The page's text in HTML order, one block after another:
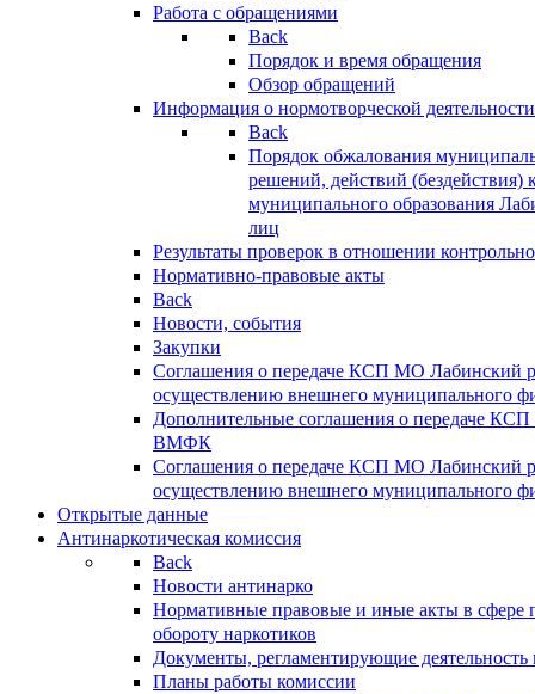
Работа с обращениями
Back
Порядок и время обращения
Обзор обращений
Информация о нормотворческой деятельности
Back
Порядок обжалования
решений, действий (бездействия)
муниципального образования
лиц
Результаты проверок в отношении
Нормативно-правовые акты
Back
Новости, события
Закупки
Соглашения о передаче КСП МО Лабинский
осуществлению внешнего муниципального
Дополнительные соглашения о передаче
ВМФК
Соглашения о передаче КСП МО Лабинский
осуществлению внешнего муниципального
Открытые данные
Антинаркотическая комиссия
Back
Новости антинарко
Нормативные правовые и иные акты в сфере
обороту наркотиков
Документы, регламентирующие деятельность
Планы работы комиссии